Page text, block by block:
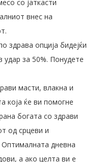
со јаткасти
внес на
здрава опција бидејќи
удар за 50%. Понудете
масти, влакна и
која ќе ви помогне
богата со здрави
од срцеви и
дневна
а ако целта ви е